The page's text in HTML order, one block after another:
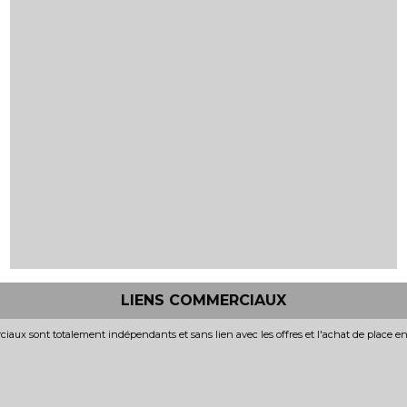
LIENS COMMERCIAUX
sont totalement indépendants et sans lien avec les offres et l'achat de place